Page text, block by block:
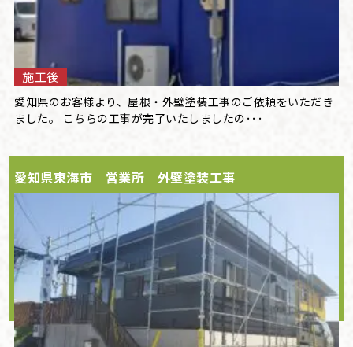
施工後
愛知県のお客様より、屋根・外壁塗装工事のご依頼をいただき
ました。 こちらの工事が完了いたしましたの･･･
愛知県東海市 営業所 外壁塗装工事